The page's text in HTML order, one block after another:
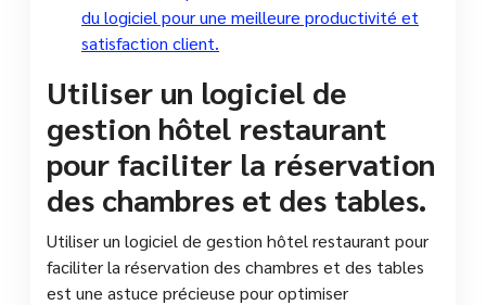
du logiciel pour une meilleure productivité et
satisfaction client.
Utiliser un logiciel de
gestion hôtel restaurant
pour faciliter la réservation
des chambres et des tables.
Utiliser un logiciel de gestion hôtel restaurant pour
faciliter la réservation des chambres et des tables
est une astuce précieuse pour optimiser